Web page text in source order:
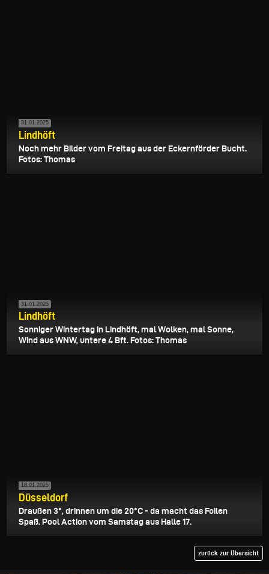
31.01.2025
Lindhöft
Noch mehr Bilder vom Freitag aus der Eckernförder Bucht.
Fotos: Thomas
31.01.2025
Lindhöft
Sonniger Wintertag in Lindhöft, mal Wolken, mal Sonne,
Wind aus WNW, untere 4 Bft. Fotos: Thomas
18.01.2025
Düsseldorf
Draußen 3°, drinnen um die 20°C - da macht das Foilen
Spaß. Pool Action vom Samstag aus Halle 17.
zurück zur Übersicht